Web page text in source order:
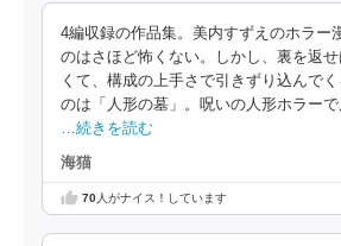
4編収録の作品集。美内すずえのホラー
のはさほど怖くない。しかし、裏を返
くて、構成の上手さで引きずり込んで
のは「人形の墓」。呪いの人形ホラーで
…続きを読む
海猫
70人がナイス！しています